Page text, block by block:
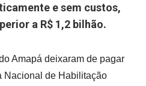
e sem custos,
a R$ 1,2 bilhão.
Amapá deixaram de pagar
Nacional de Habilitação